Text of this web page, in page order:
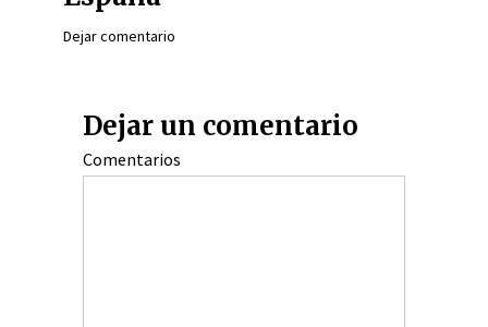
Dejar comentario
Dejar un comentario
Comentarios